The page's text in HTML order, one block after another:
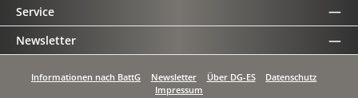
Service
Newsletter
Informationen nach BattG Newsletter Über DG-ES
Datenschutz
Impressum